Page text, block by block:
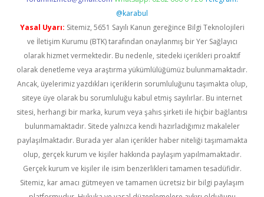
@karabul
Yasal Uyarı: Sitemiz, 5651 Sayılı Kanun gereğince Bilgi Teknolojileri
ve İletişim Kurumu (BTK) tarafından onaylanmış bir Yer Sağlayıcı
olarak hizmet vermektedir. Bu nedenle, sitedeki içerikleri proaktif
olarak denetleme veya araştırma yükümlülüğümüz bulunmamaktadır.
Ancak, üyelerimiz yazdıkları içeriklerin sorumluluğunu taşımakta olup,
siteye üye olarak bu sorumluluğu kabul etmiş sayılırlar. Bu internet
sitesi, herhangi bir marka, kurum veya şahıs şirketi ile hiçbir bağlantısı
bulunmamaktadır. Sitede yalnızca kendi hazırladığımız makaleler
paylaşılmaktadır. Burada yer alan içerikler haber niteliği taşımamakta
olup, gerçek kurum ve kişiler hakkında paylaşım yapılmamaktadır.
Gerçek kurum ve kişiler ile isim benzerlikleri tamamen tesadüfidir.
Sitemiz, kar amacı gütmeyen ve tamamen ücretsiz bir bilgi paylaşım